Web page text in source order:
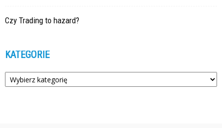
Czy Trading to hazard?
KATEGORIE
Kategorie